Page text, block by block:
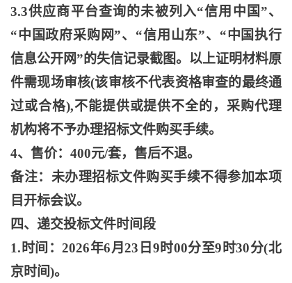
3.3供应商平台查询的未被列入“信用中国”、
“中国政府采购网”、“信用山东”、“中国执行
信息公开网”的失信记录截图。以上证明材料原
件需现场审核(该审核不代表资格审查的最终通
过或合格),不能提供或提供不全的，采购代理
机构将不予办理招标文件购买手续。
4、售价：400元/套，售后不退。
备注：未办理招标文件购买手续不得参加本项
目开标会议。
四、递交投标文件时间段
1.时间：2026年6月23日9时00分至9时30分(北
京时间)。